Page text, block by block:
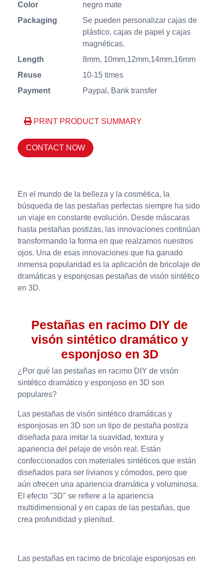
Color
negro mate
Packaging
Se pueden personalizar cajas de
plástico, cajas de papel y cajas
magnéticas.
Length
8mm, 10mm,12mm,14mm,16mm
Reuse
10-15 times
Payment
Paypal, Bank transfer
PRINT PRODUCT SUMMARY
CONTACT NOW
En el mundo de la belleza y la cosmética, la
búsqueda de las pestañas perfectas siempre ha sido
un viaje en constante evolución. Desde máscaras
hasta pestañas postizas, las innovaciones continúan
transformando la forma en que realzamos nuestros
ojos. Una de esas innovaciones que ha ganado
inmensa popularidad es la aplicación de bricolaje de
dramáticas y esponjosas pestañas de visón sintético
en 3D.
Pestañas en racimo DIY de
visón sintético dramático y
esponjoso en 3D
¿Por qué las pestañas en racimo DIY de visón
sintético dramático y esponjoso en 3D son
populares?
Las pestañas de visón sintético dramáticas y
esponjosas en 3D son un tipo de pestaña postiza
diseñada para imitar la suavidad, textura y
apariencia del pelaje de visón real. Están
confeccionados con materiales sintéticos que están
diseñados para ser livianos y cómodos, pero que
aún ofrecen una apariencia dramática y voluminosa.
El efecto "3D" se refiere a la apariencia
multidimensional y en capas de las pestañas, que
crea profundidad y plenitud.
Las pestañas en racimo de bricolaje esponjosas en